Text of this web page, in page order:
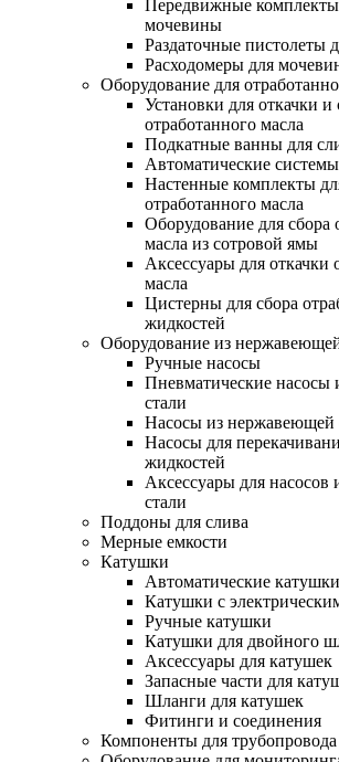
Передвижные комплекты
мочевины
Раздаточные пистолеты
Расходомеры для
Оборудование для
Установки для откачки и
отработанного масла
Подкатные ванны для
Автоматические
Настенные комплекты
отработанного масла
Оборудование для сбора
масла из сотровой ямы
Аксессуары для откачки
масла
Цистерны для сбора
жидкостей
Оборудование из
Ручные насосы
Пневматические насосы
стали
Насосы из нержавеющей
Насосы для
жидкостей
Аксессуары для
стали
Поддоны для слива
Мерные емкости
Катушки
Автоматические
Катушки с
Ручные катушки
Катушки для двойного
Аксессуары для катушек
Запасные части для
Шланги для катушек
Фитинги и соединения
Компоненты для трубопровода